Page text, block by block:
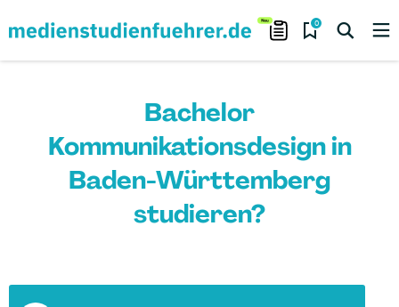
0
Bachelor
Kommunikationsdesign in
Baden-Württemberg
studieren?